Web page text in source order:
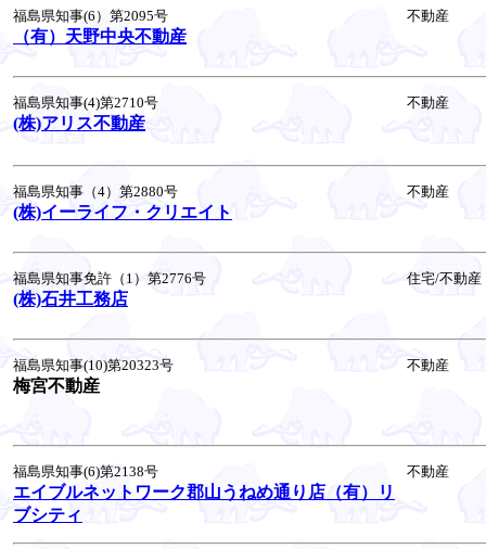
福島県知事(6）第2095号
（有）天野中央不動産
不動産
福島県知事(4)第2710号
(株)アリス不動産
不動産
福島県知事（4）第2880号
(株)イーライフ・クリエイト
不動産
福島県知事免許（1）第2776号
(株)石井工務店
住宅/不動産
福島県知事(10)第20323号
梅宮不動産
不動産
福島県知事(6)第2138号
エイブルネットワーク郡山うねめ通り店（有）リ
ブシティ
不動産